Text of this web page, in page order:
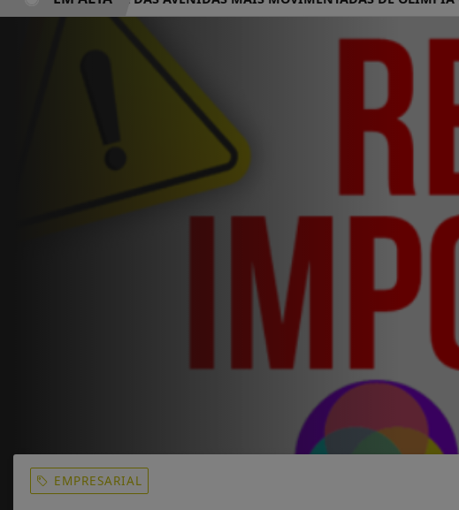
EMPRESARIAL